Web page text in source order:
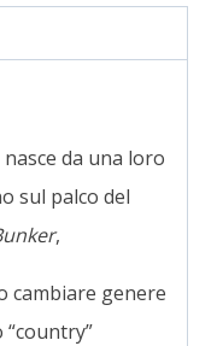
nasce da una loro
sul palco del
,
cambiare genere